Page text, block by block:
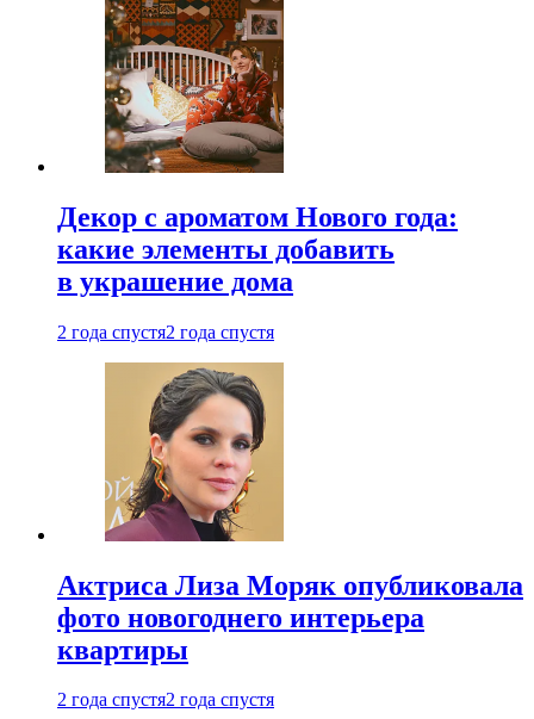
Декор с ароматом Нового года:
какие элементы добавить
в украшение дома
2 года спустя2 года спустя
Актриса Лиза Моряк опубликовала
фото новогоднего интерьера
квартиры
2 года спустя2 года спустя